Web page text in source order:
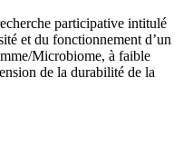
participative intitulé
et du fonctionnement d’un
Microbiome, à faible
de la durabilité de la